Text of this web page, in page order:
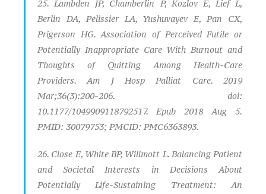
25. Lambden JP, Chamberlin P, Kozlov E, Lief L,
Berlin DA, Pelissier LA, Yushuvayev E, Pan CX,
Prigerson HG. Association of Perceived Futile or
Potentially Inappropriate Care With Burnout and
Thoughts of Quitting Among Health-Care
Providers. Am J Hosp Palliat Care. 2019
Mar;36(3):200-206. doi:
10.1177/1049909118792517. Epub 2018 Aug 5.
PMID: 30079753; PMCID: PMC6363893.
26. Close E, White BP, Willmott L. Balancing Patient
and Societal Interests in Decisions About
Potentially Life-Sustaining Treatment: An